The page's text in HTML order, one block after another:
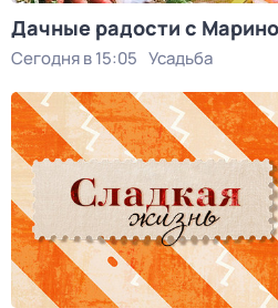
Дачные радости с
Сегодня в 15:05 Усадьба